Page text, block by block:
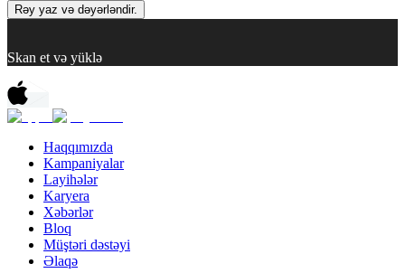
Rəy yaz və dəyərləndir.
Skan et və yüklə
Haqqımızda
Kampaniyalar
Layihələr
Karyera
Xəbərlər
Bloq
Müştəri dəstəyi
Əlaqə